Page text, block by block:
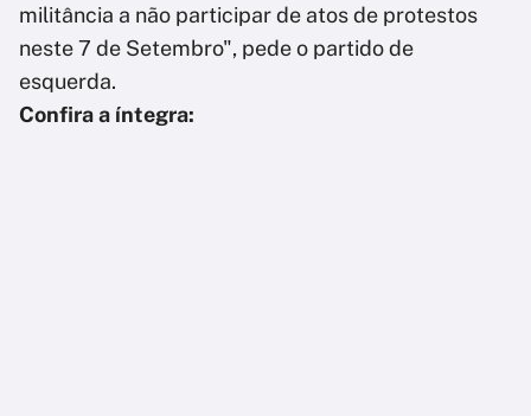
militância a não participar de atos de protestos
neste 7 de Setembro", pede o partido de
esquerda.
Confira a íntegra: